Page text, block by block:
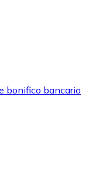
acquistare
bonifico bancario